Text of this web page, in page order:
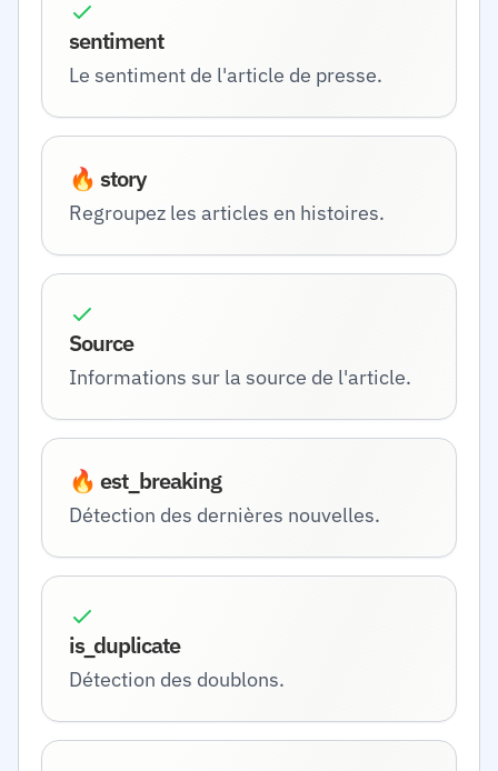
sentiment
Le sentiment de l'article de presse.
🔥 story
Regroupez les articles en histoires.
Source
Informations sur la source de l'article.
🔥 est_breaking
Détection des dernières nouvelles.
is_duplicate
Détection des doublons.